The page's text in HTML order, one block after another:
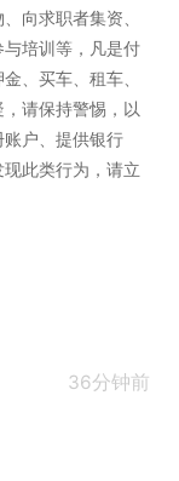
向求职者集资、
培训等，凡是付
、买车、租车、
请保持警惕，以
户、提供银行
此类行为，请立
36分钟前